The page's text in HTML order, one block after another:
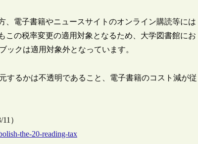
電子書籍やニュースサイトのオンライン購読等には
この税率変更の適用対象となるため、大学図書館にお
ックは適用対象外となっています。
するかは不透明であること、電子書籍のコスト減が従
）
the-20-reading-tax